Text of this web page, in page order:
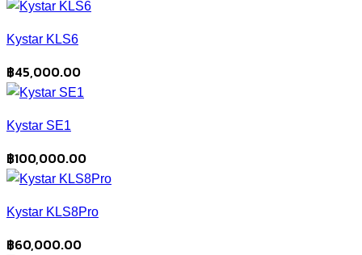
Kystar KLS6
฿45,000.00
Kystar SE1
฿100,000.00
Kystar KLS8Pro
฿60,000.00